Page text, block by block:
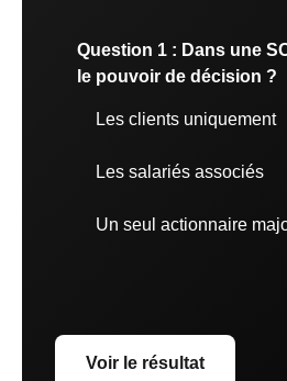
Question 1 : Dans une
le pouvoir de décision ?
Les clients uniquement
Les salariés associés
Un seul actionnaire
Voir le résultat